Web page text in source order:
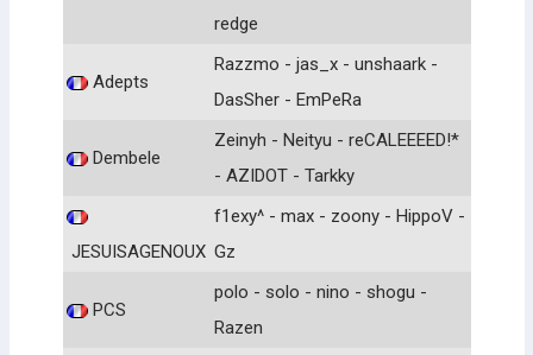
redge
Adepts
Razzmo - jas_x - unshaark -
DasSher - EmPeRa
Dembele
Zeinyh - Neityu - reCALEEEED!*
- AZIDOT - Tarkky
JESUISAGENOUX
f1exy^ - max - zoony - HippoV -
Gz
PCS
polo - solo - nino - shogu -
Razen